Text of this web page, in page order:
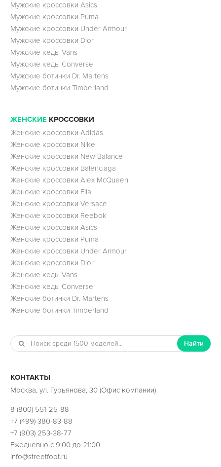
Мужские кроссовки Asics
Мужские кроссовки Puma
Мужские кроссовки Under Armour
Мужские кроссовки Dior
Мужские кеды Vans
Мужские кеды Converse
Мужские ботинки Dr. Martens
Мужские ботинки Timberland
ЖЕНСКИЕ КРОССОВКИ
Женские кроссовки Adidas
Женские кроссовки Nike
Женские кроссовки New Balance
Женские кроссовки Balenciaga
Женские кроссовки Alex McQueen
Женские кроссовки Fila
Женские кроссовки Versace
Женские кроссовки Reebok
Женские кроссовки Asics
Женские кроссовки Puma
Женские кроссовки Under Armour
Женские кроссовки Dior
Женские кеды Vans
Женские кеды Converse
Женские ботинки Dr. Martens
Женские ботинки Timberland
Найти
КОНТАКТЫ
Москва, ул. Гурьянова, 30 (Офис компании)
8 (800) 551-25-88
+7 (499) 380-83-88
+7 (903) 253-38-77
Ежедневно с 9:00 до 21:00
info@streetfoot.ru